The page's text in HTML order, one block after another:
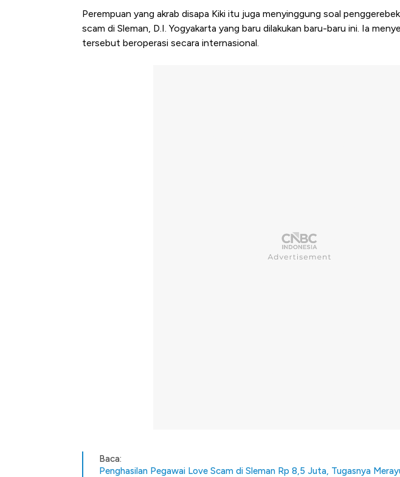
Perempuan yang akrab disapa Kiki itu juga menyinggung soal
scam di Sleman, D.I. Yogyakarta yang baru dilakukan baru-baru ini. Ia
tersebut beroperasi secara internasional.
Baca:
Penghasilan Pegawai Love Scam di Sleman Rp 8,5 Juta, Tugasnya